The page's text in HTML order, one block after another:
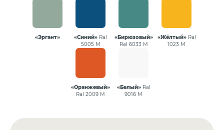
«Эргант» «Синий» Ral
5005 М
«Бирюзовый»
Ral 6033 М
«Жёлтый» Ral
1023 М
«Оранжевый»
Ral 2009 М
«Белый» Ral
9016 М